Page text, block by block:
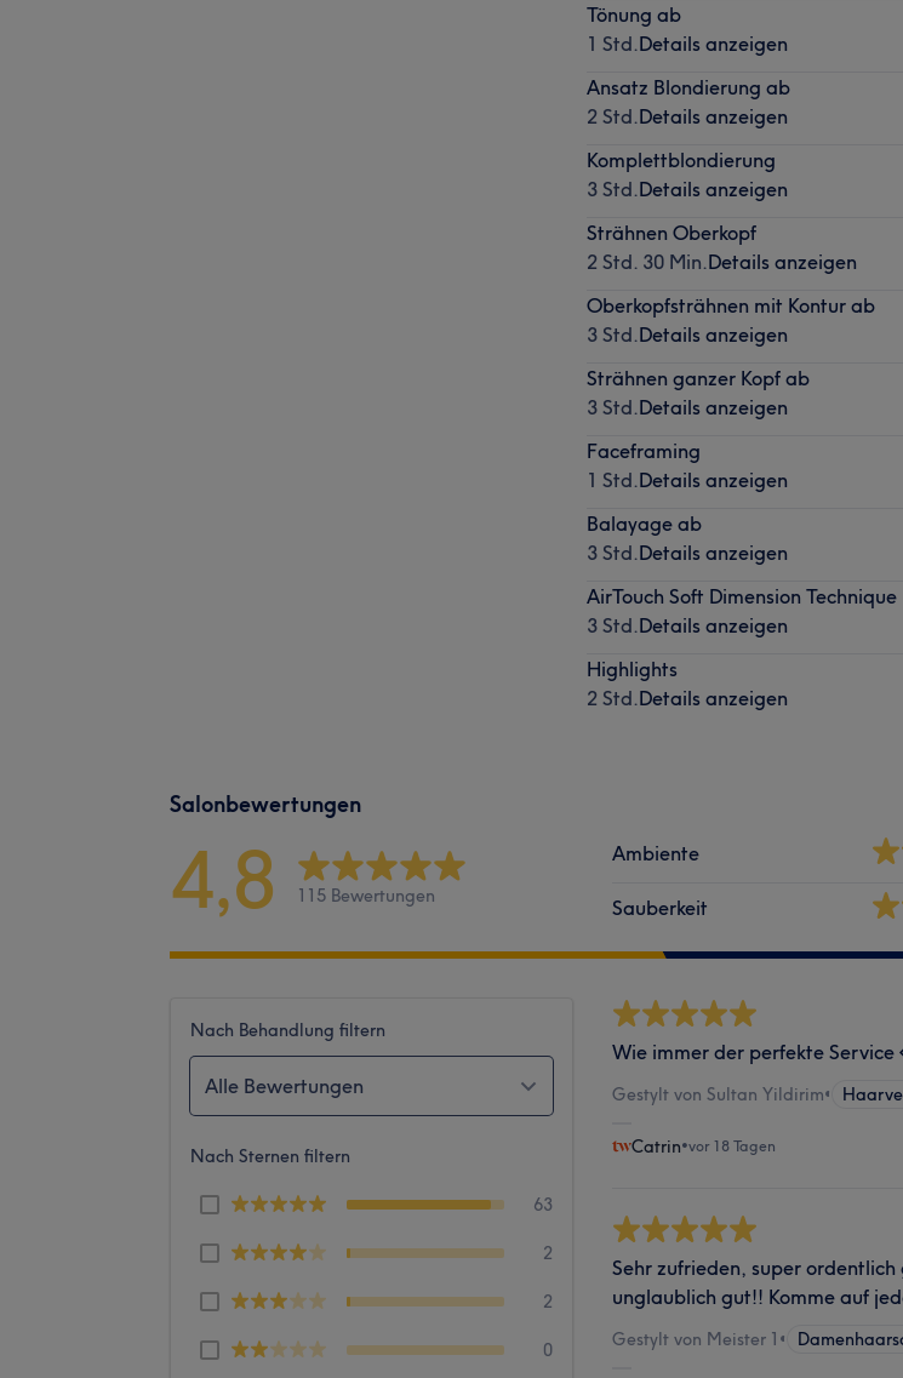
Tönung ab
1 Std.Details anzeigen
Ansatz Blondierung ab
2 Std.Details anzeigen
Komplettblondierung
3 Std.Details anzeigen
Strähnen Oberkopf
2 Std. 30 Min.Details anzeigen
Oberkopfsträhnen mit Kontur ab
3 Std.Details anzeigen
Strähnen ganzer Kopf ab
3 Std.Details anzeigen
Faceframing
1 Std.Details anzeigen
Balayage ab
3 Std.Details anzeigen
AirTouch Soft Dimension Technique
3 Std.Details anzeigen
Highlights
2 Std.Details anzeigen
Salonbewertungen
4,8 115 Bewertungen
Ambiente
Sauberkeit
Nach Behandlung filtern
Alle Bewertungen
Nach Sternen filtern
63
2
2
0
Wie immer der perfekte Service
Gestylt von Sultan Yildirim•
Catrin•vor 18 Tagen
Sehr zufrieden, super
unglaublich gut!! Komme auf
Gestylt von Meister 1 •